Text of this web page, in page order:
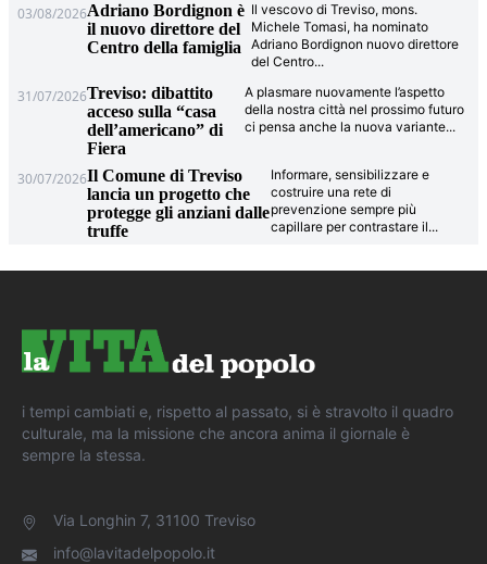
03/08/2026Adriano Bordignon è
il nuovo direttore del
Centro della famiglia
Il vescovo di Treviso, mons.
Michele Tomasi, ha nominato
Adriano Bordignon nuovo direttore
del Centro...
31/07/2026Treviso: dibattito
acceso sulla “casa
dell’americano” di
Fiera
A plasmare nuovamente l’aspetto
della nostra città nel prossimo futuro
ci pensa anche la nuova variante...
30/07/2026Il Comune di Treviso
lancia un progetto che
protegge gli anziani dalle
truffe
Informare, sensibilizzare e
costruire una rete di
prevenzione sempre più
capillare per contrastare il...
i tempi cambiati e, rispetto al passato, si è stravolto il quadro
culturale, ma la missione che ancora anima il giornale è
sempre la stessa.
Via Longhin 7, 31100 Treviso
info@lavitadelpopolo.it